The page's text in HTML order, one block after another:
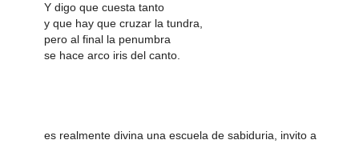
Y digo que cuesta tanto
y que hay que cruzar la tundra,
pero al final la penumbra
se hace arco iris del canto.
es realmente divina una escuela de sabiduria, invito a